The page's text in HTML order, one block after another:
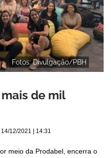
Fotos: Divulgação/PBH
de mil
14/12/2021 | 14:31
meio da Prodabel, encerra o